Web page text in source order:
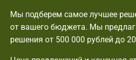
Мы подберем самое лучшее
от вашего бюджета. Мы
решения от 500 000 рублей до